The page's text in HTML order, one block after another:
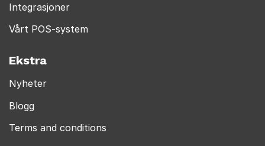
Integrasjoner
Vårt POS-system
Ekstra
Nyheter
Blogg
Terms and conditions